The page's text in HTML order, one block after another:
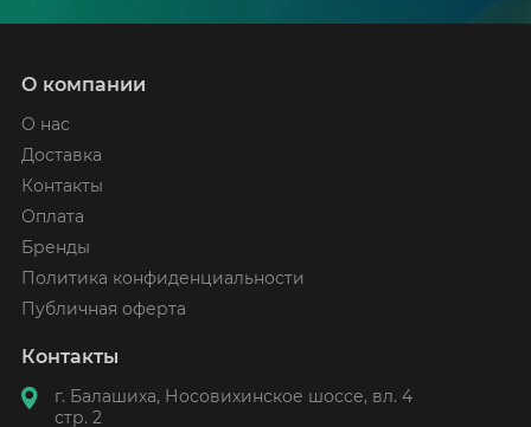
О компании
О нас
Доставка
Контакты
Оплата
Бренды
Политика конфиденциальности
Публичная оферта
Контакты
г. Балашиха, Носовихинское шоссе, вл. 4
стр. 2